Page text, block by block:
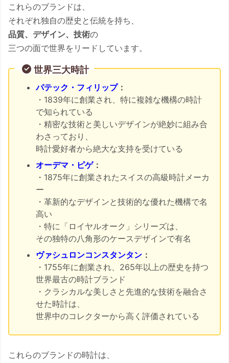
これらのブランドは、
それぞれ独自の歴史と伝統を持ち、
品質、デザイン、技術の
三つの面で世界をリードしています。
世界三大時計
パテック・フィリップ：
・1839年に創業され、特に複雑な機構の時計
で知られている
・精密な技術と美しいデザインが絶妙に組み合
わさっており、
時計愛好者から絶大な支持を受けている
オーデマ・ピゲ：
・1875年に創業されたスイスの高級時計メーカ
ー
・革新的なデザインと技術的な優れた機構で名
高い
・特に「ロイヤルオーク」シリーズは、
その独特の八角形のケースデザインで有名
ヴァシュロンコンスタンタン ：
・1755年に創業され、265年以上の歴史を持つ
世界最古の時計ブランド
・クラシカルな美しさと先進的な技術を融合さ
せた時計は、
世界中のコレクターから高く評価されている
これらのブランドの時計は、